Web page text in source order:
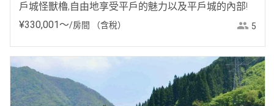
戶城怪獸櫓,自由地享受平戶的魅力以及平戶城的內部!
¥330,001 〜/房間 （含稅） 5